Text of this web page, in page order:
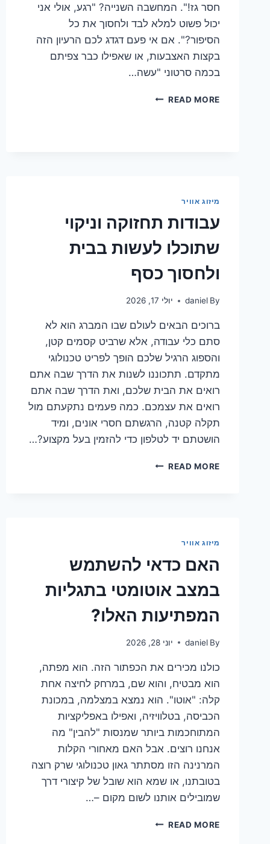
חסר גז!". המחשבה השנייה? "רגע, אולי אני
יכול פשוט למלא לבד ולחסוך את כל
הסיפור?". אם אי פעם דגדג לכם הרעיון הזה
בקצות האצבעות, או שאפילו כבר צפיתם
בכמה סרטוני "עשה…
READ MOREכיצד
מיזוג אוויר
עבודות תחזוקה וניקוי
שתוכלו לעשות בבית
ולחסוך כסף
By
daniel יולי 17, 2026
ברוכים הבאים לעולם שבו המברג הוא לא
סתם כלי עבודה, אלא שרביט קסמים קטן,
והספוג הרגיל שלכם הופך לפריט טכנולוגי
מתקדם. תתכוננו לשנות את הדרך שבה אתם
רואים את הבית שלכם, ואת הדרך שבה אתם
רואים את עצמכם. כמה פעמים נתקעתם מול
תקלה קטנה, הרגשתם חסרי אונים, ומיד
הושטתם יד לטלפון כדי להזמין בעל מקצוע?…
READ MOREעבודות
מיזוג אוויר
האם כדאי להשתמש
במצב אוטומטי בתגליות
המפתיעות האלו?
By
daniel יוני 28, 2026
כולנו מכירים את הכפתור הזה. הוא מפתה,
הוא מבטיח, והוא שם, במרחק לחיצה אחת
קלה: "אוטו". הוא נמצא במצלמה, במכונת
הכביסה, בטלוויזיה, ואפילו באפליקציות
המתוחכמות ביותר שמנסות "להבין" מה
אנחנו רוצים. אבל האם מאחורי הקלות
המרנינה הזו מסתתר גאון טכנולוגי שרק רוצה
בטובתנו, או שמא הוא שובל של קיצורי דרך
שמובילים אותנו לשום מקום –…
READ MOREהאם